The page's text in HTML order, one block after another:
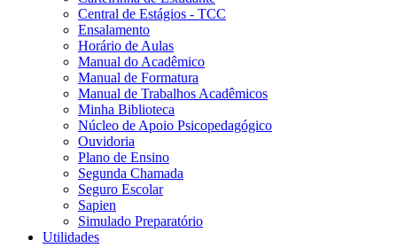
Central de Estágios - TCC
Ensalamento
Horário de Aulas
Manual do Acadêmico
Manual de Formatura
Manual de Trabalhos Acadêmicos
Minha Biblioteca
Núcleo de Apoio Psicopedagógico
Ouvidoria
Plano de Ensino
Segunda Chamada
Seguro Escolar
Sapien
Simulado Preparatório
Utilidades